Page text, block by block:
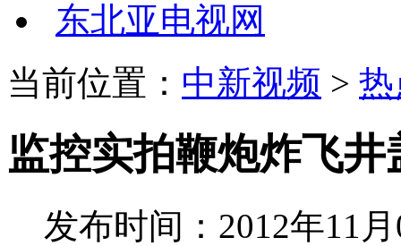
东北亚电视网
当前位置： 中新视频 >
监控实拍鞭炮炸飞
发布时间：2012年11